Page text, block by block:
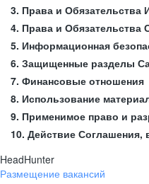
3. Права и Обязательства
4. Права и Обязательства
5. Информационная
6. Защищенные разделы
7. Финансовые отношения
8. Использование
9. Применимое право и
10. Действие Соглашения,
HeadHunter
Размещение вакансий